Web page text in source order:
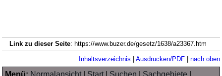
Link zu dieser Seite: https://www.buzer.de/gesetz/1638/a23367.htm
Inhaltsverzeichnis | Ausdrucken/PDF| nach oben
Menü: Normalansicht| Start| Suchen Sachgebiete